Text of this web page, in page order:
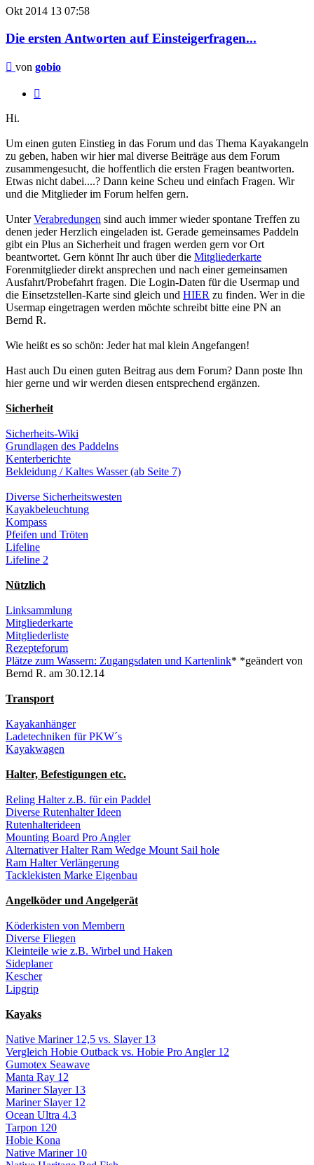
Okt 2014 13 07:58
Die ersten Antworten auf Einsteigerfragen...
Beitrag
von gobio
Hi.
Um einen guten Einstieg in das Forum und das Thema Kayakangeln
zu geben, haben wir hier mal diverse Beiträge aus dem Forum
zusammengesucht, die hoffentlich die ersten Fragen beantworten.
Etwas nicht dabei....? Dann keine Scheu und einfach Fragen. Wir
und die Mitglieder im Forum helfen gern.
UnterVerabredungen sind auch immer wieder spontane Treffen zu
denen jeder Herzlich eingeladen ist. Gerade gemeinsames Paddeln
gibt ein Plus an Sicherheit und fragen werden gern vor Ort
beantwortet. Gern könnt Ihr auch über die Mitgliederkarte
Forenmitglieder direkt ansprechen und nach einer gemeinsamen
Ausfahrt/Probefahrt fragen. Die Login-Daten für die Usermap und
die Einsetzstellen-Karte sind gleich und HIER zu finden. Wer in die
Usermap eingetragen werden möchte schreibt bitte eine PN an
Bernd R.
Wie heißt es so schön: Jeder hat mal klein Angefangen!
Hast auch Du einen guten Beitrag aus dem Forum? Dann poste Ihn
hier gerne und wir werden diesen entsprechend ergänzen.
Sicherheit
Sicherheits-Wiki
Grundlagen des Paddelns
Kenterberichte
Bekleidung / Kaltes Wasser (ab Seite 7)
Diverse Sicherheitswesten
Kayakbeleuchtung
Kompass
Pfeifen und Tröten
Lifeline
Lifeline 2
Nützlich
Linksammlung
Mitgliederkarte
Mitgliederliste
Rezepteforum
Plätze zum Wassern: Zugangsdaten und Kartenlink* *geändert von
Bernd R. am 30.12.14
Transport
Kayakanhänger
Ladetechniken für PKW´s
Kayakwagen
Halter, Befestigungen etc.
Reling Halter z.B. für ein Paddel
Diverse Rutenhalter Ideen
Rutenhalterideen
Mounting Board Pro Angler
Alternativer Halter Ram Wedge Mount Sail hole
Ram Halter Verlängerung
Tacklekisten Marke Eigenbau
Angelköder und Angelgerät
Köderkisten von Membern
Diverse Fliegen
Kleinteile wie z.B. Wirbel und Haken
Sideplaner
Kescher
Lipgrip
Kayaks
Native Mariner 12,5 vs. Slayer 13
Vergleich Hobie Outback vs. Hobie Pro Angler 12
Gumotex Seawave
Manta Ray 12
Mariner Slayer 13
Mariner Slayer 12
Ocean Ultra 4.3
Tarpon 120
Hobie Kona
Native Mariner 10